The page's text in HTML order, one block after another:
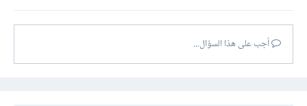
أجب على هذا السؤال...